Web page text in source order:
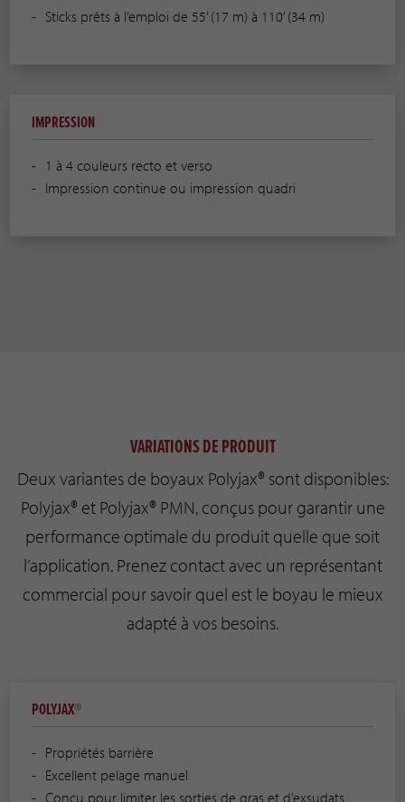
Sticks prêts à l’emploi de 55’ (17 m) à 110’ (34 m)
IMPRESSION
1 à 4 couleurs recto et verso
Impression continue ou impression quadri
VARIATIONS DE PRODUIT
Deux variantes de boyaux Polyjax® sont disponibles:
Polyjax® et Polyjax® PMN, conçus pour garantir une
performance optimale du produit quelle que soit
l’application. Prenez contact avec un représentant
commercial pour savoir quel est le boyau le mieux
adapté à vos besoins.
POLYJAX®
Propriétés barrière
Excellent pelage manuel
Conçu pour limiter les sorties de gras et d’exsudats